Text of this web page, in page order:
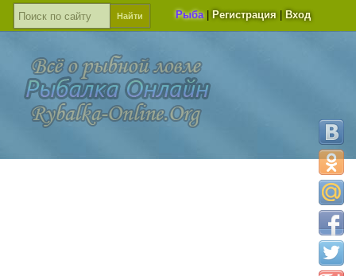
Рыба| Регистрация Вход